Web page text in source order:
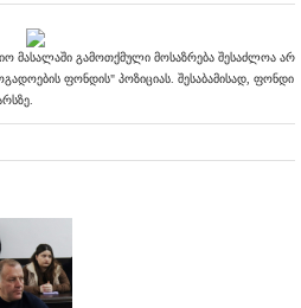
მასალაში გამოთქმული მოსაზრება შესაძლოა არ
ფონდის" პოზიციას. შესაბამისად, ფონდი